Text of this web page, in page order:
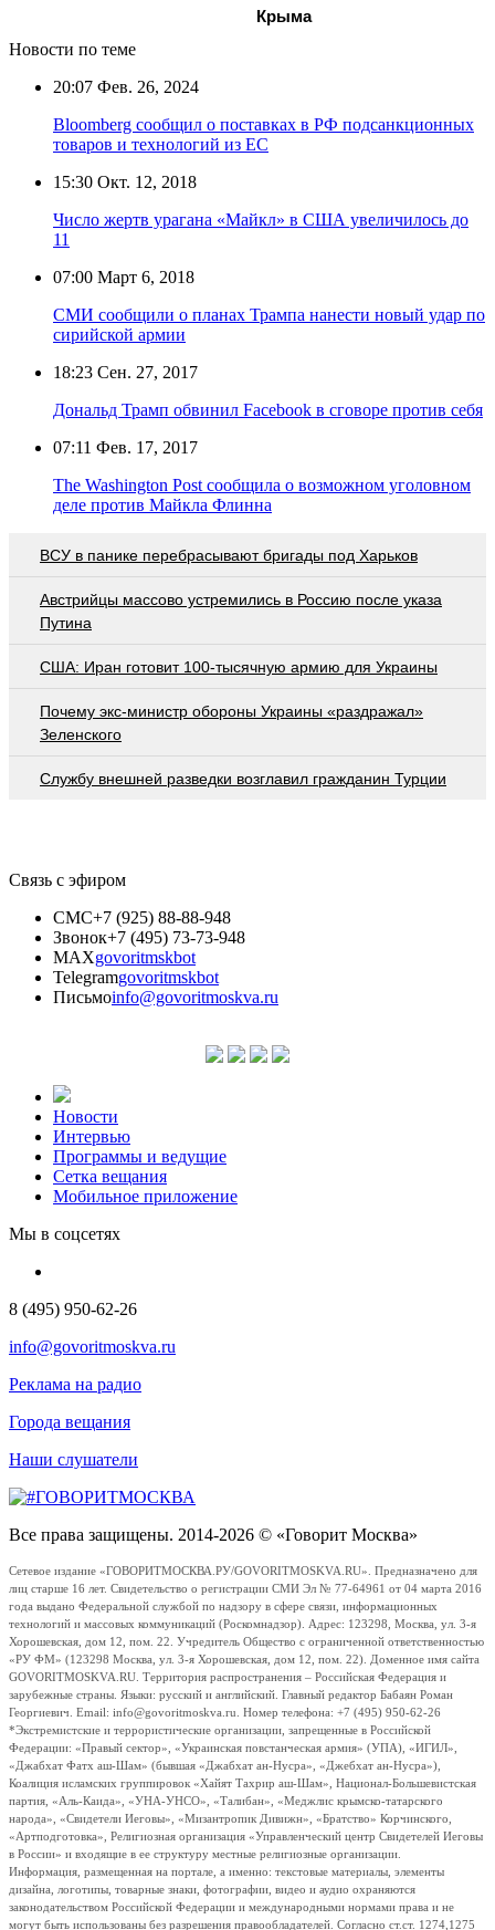
Крыма
Новости по теме
20:07 Фев. 26, 2024
Bloomberg сообщил о поставках в РФ подсанкционных
товаров и технологий из ЕС
15:30 Окт. 12, 2018
Число жертв урагана «Майкл» в США увеличилось до
11
07:00 Март 6, 2018
СМИ сообщили о планах Трампа нанести новый удар по
сирийской армии
18:23 Сен. 27, 2017
Дональд Трамп обвинил Facebook в сговоре против себя
07:11 Фев. 17, 2017
The Washington Post сообщила о возможном уголовном
деле против Майкла Флинна
ВСУ в панике перебрасывают бригады под Харьков
Австрийцы массово устремились в Россию после указа
Путина
США: Иран готовит 100-тысячную армию для Украины
Почему экс-министр обороны Украины «раздражал»
Зеленского
Службу внешней разведки возглавил гражданин Турции
Связь с эфиром
СМС+7 (925) 88-88-948
Звонок+7 (495) 73-73-948
MAXgovoritmskbot
Telegramgovoritmskbot
Письмоinfo@govoritmoskva.ru
Новости
Интервью
Программы и ведущие
Сетка вещания
Мобильное приложение
Мы в соцсетях
8 (495) 950-62-26
info@govoritmoskva.ru
Реклама на радио
Города вещания
Наши слушатели
Все права защищены. 2014-2026 © «Говорит Москва»
Сетевое издание «ГОВОРИТМОСКВА.РУ/GOVORITMOSKVA.RU». Предназначено для
лиц старше 16 лет. Свидетельство о регистрации СМИ Эл № 77-64961 от 04 марта 2016
года выдано Федеральной службой по надзору в сфере связи, информационных
технологий и массовых коммуникаций (Роскомнадзор). Адрес: 123298, Москва, ул. 3-я
Хорошевская, дом 12, пом. 22. Учредитель Общество с ограниченной ответственностью
«РУ ФМ» (123298 Москва, ул. 3-я Хорошевская, дом 12, пом. 22). Доменное имя сайта
GOVORITMOSKVA.RU. Территория распространения – Российская Федерация и
зарубежные страны. Языки: русский и английский. Главный редактор Бабаян Роман
Георгиевич. Email: info@govoritmoskva.ru. Номер телефона: +7 (495) 950-62-26
*Экстремистские и террористические организации, запрещенные в Российской
Федерации: «Правый сектор», «Украинская повстанческая армия» (УПА), «ИГИЛ»,
«Джабхат Фатх аш-Шам» (бывшая «Джабхат ан-Нусра», «Джебхат ан-Нусра»),
Коалиция исламских группировок «Хайят Тахрир аш-Шам», Национал-Большевистская
партия, «Аль-Каида», «УНА-УНСО», «Талибан», «Меджлис крымско-татарского
народа», «Свидетели Иеговы», «Мизантропик Дивижн», «Братство» Корчинского,
«Артподготовка», Религиозная организация «Управленческий центр Свидетелей Иеговы
в России» и входящие в ее структуру местные религиозные организации.
Информация, размещенная на портале, а именно: текстовые материалы, элементы
дизайна, логотипы, товарные знаки, фотографии, видео и аудио охраняются
законодательством Российской Федерации и международными нормами права и не
могут быть использованы без разрешения правообладателей. Согласно ст.ст. 1274,1275